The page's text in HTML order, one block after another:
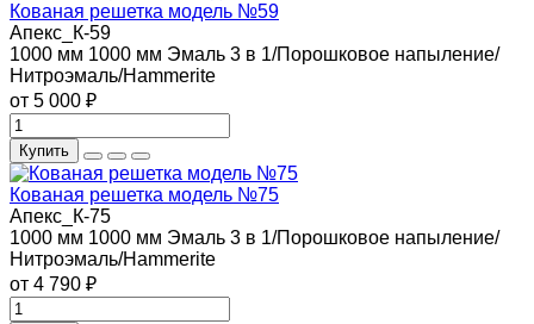
Кованая решетка модель №59
Апекс_К-59
1000 мм 1000 мм Эмаль 3 в 1/Порошковое напыление/
Нитроэмаль/Hammerite
от 5 000 ₽
Купить
Кованая решетка модель №75
Апекс_К-75
1000 мм 1000 мм Эмаль 3 в 1/Порошковое напыление/
Нитроэмаль/Hammerite
от 4 790 ₽